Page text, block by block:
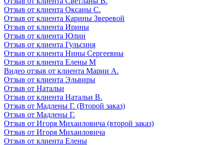
Отзыв от клиента Оксаны С.
Отзыв от клиента Карины Зверевой
Отзыв от клиента Ирины
Отзыв от клиента Юлии
Отзыв от клиента Гульсиня
Отзыв от клиента Нины Сергеевны
Отзыв от клиента Елены М
Видео отзыв от клиента Марии А.
Отзыв от клиента Эльвиры
Отзыв от Натальи
Отзыв от клиента Натальи В.
Отзыв от Мадлены Г. (Второй заказ)
Отзыв от Мадлены Г.
Отзыв от Игоря Михаиловича (второй заказ)
Отзыв от Игоря Михаиловича
Отзыв от клиента Елены